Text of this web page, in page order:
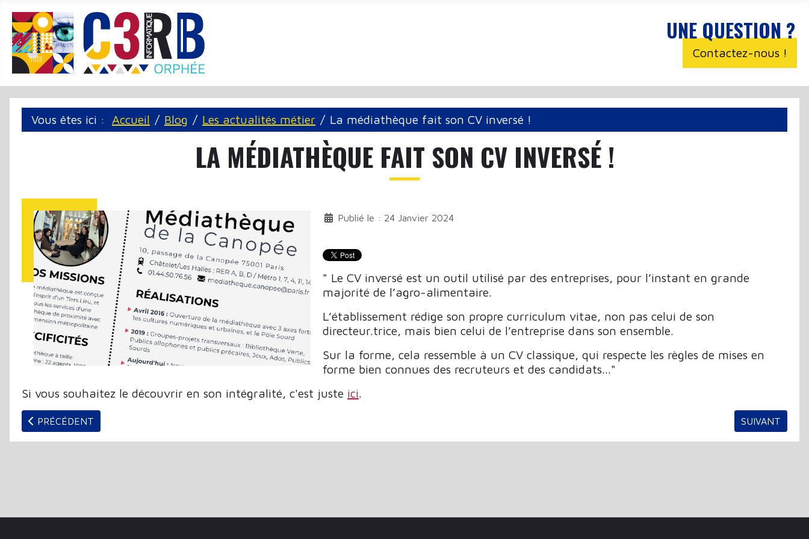
UNE QUESTION ?
Contactez-nous !
Vous êtes ici : Accueil Blog Les actualités métier La médiathèque fait son CV inversé !
LA MÉDIATHÈQUE FAIT SON CV INVERSÉ !
Publié le : 24 Janvier 2024
" Le CV inversé est un outil utilisé par des entreprises, pour l’instant en grande
majorité de l’agro-alimentaire.
L’établissement rédige son propre curriculum vitae, non pas celui de son
directeur.trice, mais bien celui de l’entreprise dans son ensemble.
Sur la forme, cela ressemble à un CV classique, qui respecte les règles de mises en
forme bien connues des recruteurs et des candidats..."
Si vous souhaitez le découvrir en son intégralité, c'est juste ici.
ARTICLE PRÉCÉDENT : RETEX #4 : LE PRÊT D’INSTRUMENTS EN MÉDIATHÈQUE
PRÉCÉDENT ARTICLE
SUIVANT